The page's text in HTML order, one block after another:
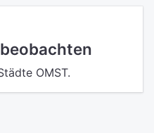
OMST.